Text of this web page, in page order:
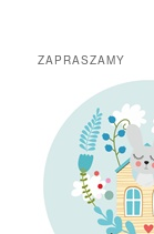
ZAPRASZAMY